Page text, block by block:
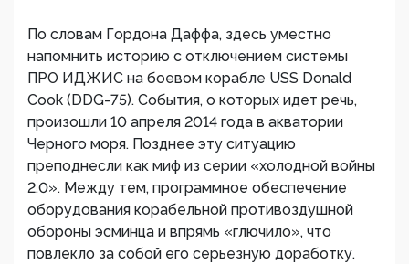
По словам Гордона Даффа, здесь уместно
напомнить историю с отключением системы
ПРО ИДЖИС на боевом корабле USS Donald
Cook (DDG-75). События, о которых идет речь,
произошли 10 апреля 2014 года в акватории
Черного моря. Позднее эту ситуацию
преподнесли как миф из серии «холодной войны
2.0». Между тем, программное обеспечение
оборудования корабельной противоздушной
обороны эсминца и впрямь «глючило», что
повлекло за собой его серьезную доработку.